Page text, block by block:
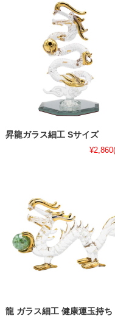
昇龍ガラス細工 Sサイズ
¥2,860
龍 ガラス細工 健康運玉持ち